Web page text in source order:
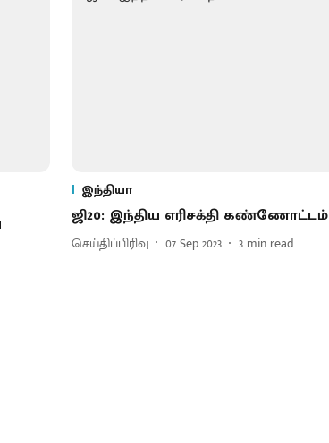
இந்தியா
ஜி20: இந்திய எரிசக்தி கண்ணோட்டம்
செய்திப்பிரிவு 07 Sep 2023 3 min read